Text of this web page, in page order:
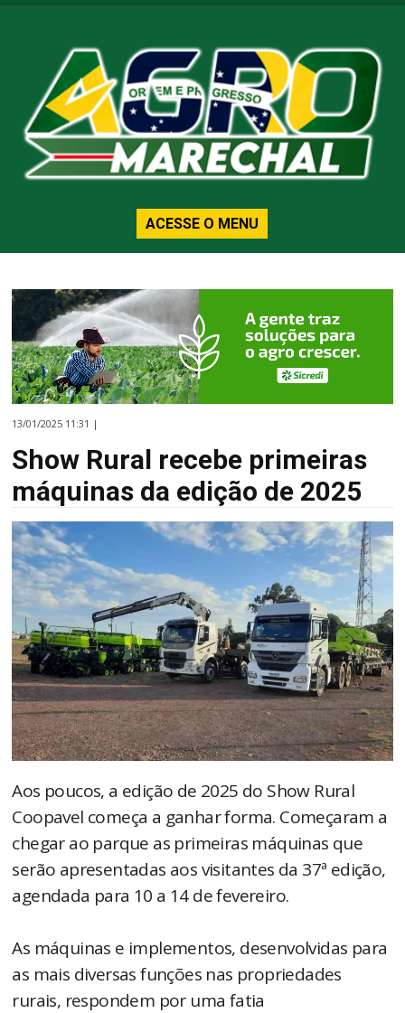
ACESSE O MENU
13/01/2025 11:31 |
Show Rural recebe primeiras
máquinas da edição de 2025
Aos poucos, a edição de 2025 do Show Rural
Coopavel começa a ganhar forma. Começaram a
chegar ao parque as primeiras máquinas que
serão apresentadas aos visitantes da 37ª edição,
agendada para 10 a 14 de fevereiro.
As máquinas e implementos, desenvolvidas para
as mais diversas funções nas propriedades
rurais, respondem por uma fatia